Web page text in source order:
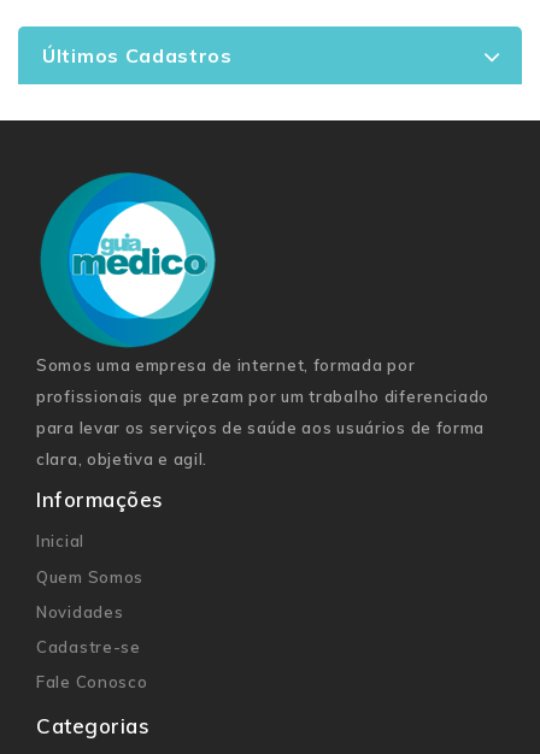
Últimos Cadastros
Somos uma empresa de internet, formada por
profissionais que prezam por um trabalho diferenciado
para levar os serviços de saúde aos usuários de forma
clara, objetiva e agil.
Informações
Inicial
Quem Somos
Novidades
Cadastre-se
Fale Conosco
Categorias